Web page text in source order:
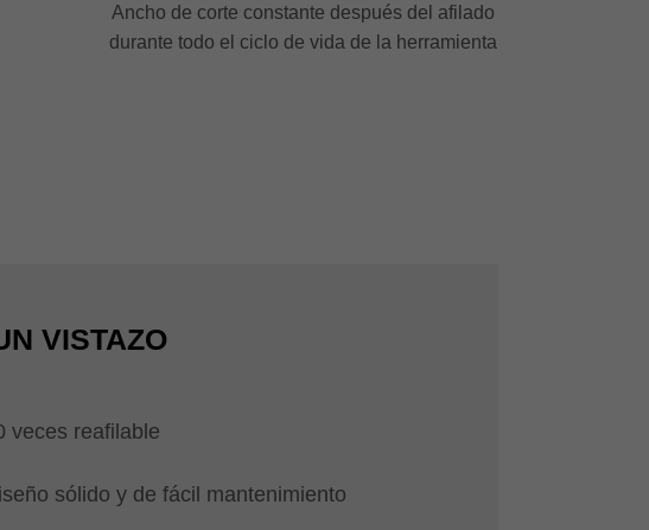
Ancho de corte constante después del afilado
durante todo el ciclo de vida de la herramienta
VISTAZO
veces reafilable
sólido y de fácil mantenimiento